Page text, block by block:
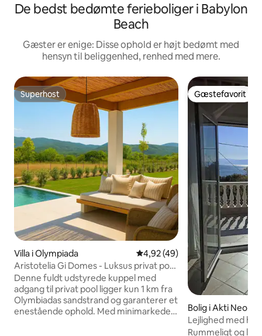
De bedst bedømte ferieboliger i Babylon
Beach
Gæster er enige: Disse ophold er højt bedømt med
hensyn til beliggenhed, renhed med mere.
Superhost
Superhost
Villa i Olympiada 4,92 ud af 5 i gennemsnitlig
4,92 (49)
Aristotelia Gi Domes - Luksus privat pool
retreat
Denne fuldt udstyrede kuppel med
adgang til privat pool ligger kun 1 km fra
Olymbiadas sandstrand og garanterer et
enestående ophold. Med minimarkeder,
Gæstefavorit
Gæstefavorit
Bolig i Akti Neon
Lejlighed med
Rummeligt og